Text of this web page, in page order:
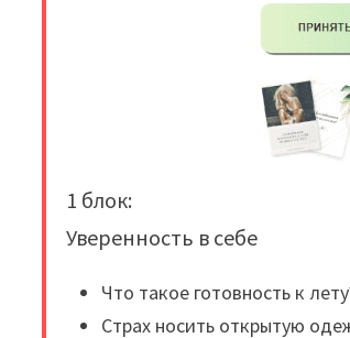
1 блок:
Уверенность в себе
Что такое готовность к
Страх носить открытую